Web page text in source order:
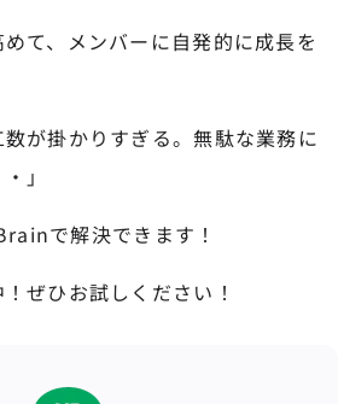
めて、メンバーに自発的に成長を
数が掛かりすぎる。無駄な業務に
」
で解決できます！
ぜひお試しください！